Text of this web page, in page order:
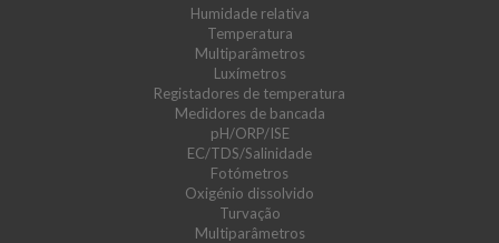
Humidade relativa
Temperatura
Multiparâmetros
Luxímetros
Registadores de temperatura
Medidores de bancada
pH/ORP/ISE
EC/TDS/Salinidade
Fotómetros
Oxigénio dissolvido
Turvação
Multiparâmetros